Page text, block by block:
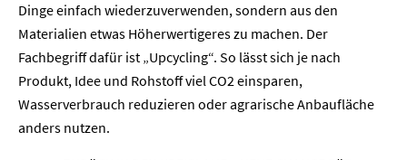
Dinge einfach wiederzuverwenden, sondern aus den
Materialien etwas Höherwertigeres zu machen. Der
Fachbegriff dafür ist „Upcycling“. So lässt sich je nach
Produkt, Idee und Rohstoff viel CO2 einsparen,
Wasserverbrauch reduzieren oder agrarische Anbaufläche
anders nutzen.
Home
Unternehmen
Presse